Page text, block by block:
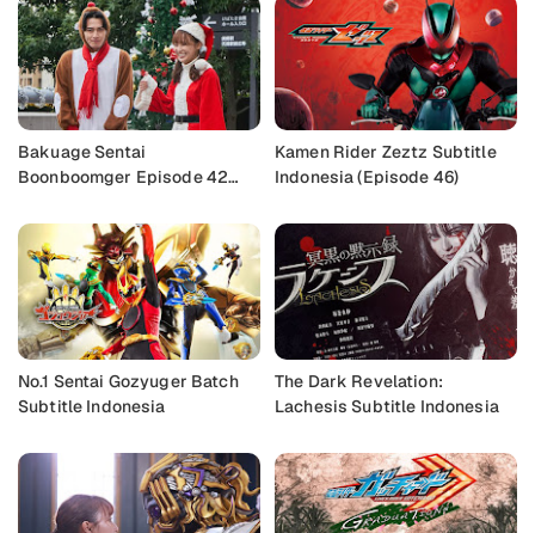
Bakuage Sentai
Boonboomger Episode 42
Kamen Rider Zeztz Subtitle
Indonesia (Episode 46)
No.1 Sentai Gozyuger Batch
Subtitle Indonesia
The Dark Revelation:
Lachesis Subtitle Indonesia